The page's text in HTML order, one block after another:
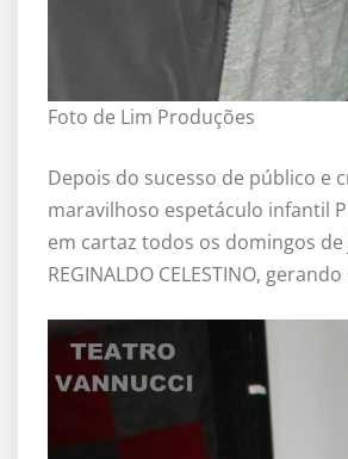
Foto de Lim Produções
Depois do sucesso de público e
maravilhoso espetáculo infantil
em cartaz todos os domingos
REGINALDO CELESTINO,